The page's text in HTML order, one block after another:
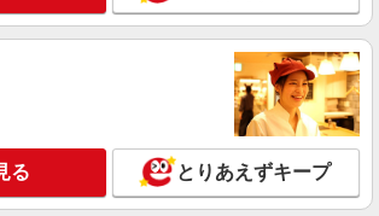
時給1550円〜2312円 ＜日払い有/週払い有/交
通費全支給(ガソリン代含む)＞
詳細を見る
遣社員
ング株式会社 メディカルケア事業部/新宿オフィ
る とりあえずキープ